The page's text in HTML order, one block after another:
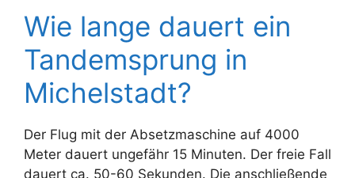
Wie lange dauert ein
Tandemsprung in
Michelstadt?
Der Flug mit der Absetzmaschine auf 4000
Meter dauert ungefähr 15 Minuten. Der freie Fall
dauert ca. 50-60 Sekunden. Die anschließende